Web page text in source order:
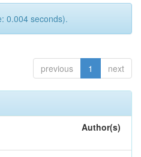
0.004 seconds).
previous 1 next
Author(s)